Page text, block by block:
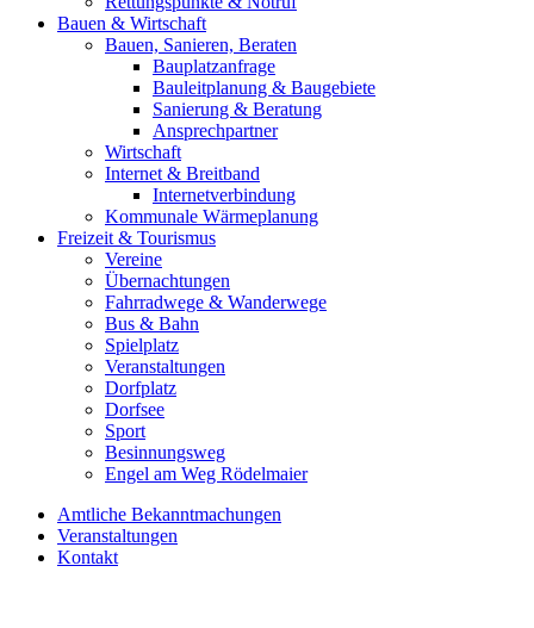
Bauen & Wirtschaft
Bauen, Sanieren, Beraten
Bauplatzanfrage
Bauleitplanung & Baugebiete
Sanierung & Beratung
Ansprechpartner
Wirtschaft
Internet & Breitband
Internetverbindung
Kommunale Wärmeplanung
Freizeit & Tourismus
Vereine
Übernachtungen
Fahrradwege & Wanderwege
Bus & Bahn
Spielplatz
Veranstaltungen
Dorfplatz
Dorfsee
Sport
Besinnungsweg
Engel am Weg Rödelmaier
Amtliche Bekanntmachungen
Veranstaltungen
Kontakt